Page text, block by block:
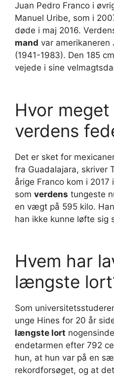
Juan Pedro Franco i
Manuel Uribe, som i
døde i maj 2016.
mand var amerikaneren
(1941-1983). Den 185
vejede i sine
Hvor
verdens
Det er sket for
fra Guadalajara, skriver
årige Franco kom i 2017
som verdens tungeste
en vægt på 595 kilo.
han ikke kunne løfte sig
Hvem har
længste
Som
unge Hines for 20 år
længste lort
endetarmen efter 792
hun, at hun var på en
rekordforsøget, og at